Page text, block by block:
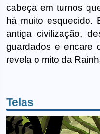
cabeça em turnos
há muito esquecido.
antiga civilização,
guardados e encare
revela o mito da
Telas